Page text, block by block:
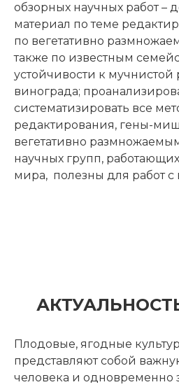
обзорных научных работ –
материал по теме
по вегетативно
также по известным
устойчивости к
винограда;
систематизировать все
редактирования, гены-
вегетативно
научных групп,
мира, полезны для работ с
Плодовые, ягодные
представляют собой
человека и одновременно